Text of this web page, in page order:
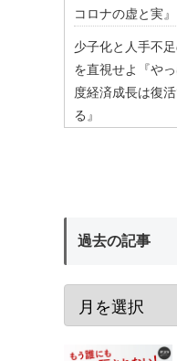
コロナの虚と実』
少子化と人手不
を直視せよ『や
度経済成長は復活
る』
過去の記事